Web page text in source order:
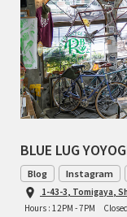
BLUE LUG
Blog Instagram
1-43-3, Tomigaya,
Hours : 12PM - 7PM